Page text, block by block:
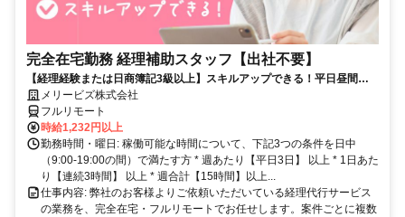
完全在宅勤務 経理補助スタッフ【出社不要】
【経理経験または日商簿記3級以上】スキルアップできる！平日昼間３h
～。完全在宅で育児・介護中の方も大歓迎♪
メリービズ株式会社
フルリモート
時給1,232円以上
勤務時間・曜日: 稼働可能な時間について、下記3つの条件を日中
（9:00-19:00の間）で満たす方 * 週あたり【平日3日】 以上 * 1日あた
り【連続3時間】 以上 * 週合計【15時間】以上...
仕事内容: 弊社のお客様よりご依頼いただいている経理代行サービス
の業務を、完全在宅・フルリモートでお任せします。案件ごとに複数